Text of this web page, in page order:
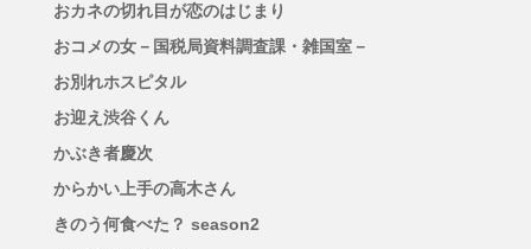
おカネの切れ目が恋のはじまり
おコメの女－国税局資料調査課・雑国室－
お別れホスピタル
お迎え渋谷くん
かぶき者慶次
からかい上手の高木さん
きのう何食べた？ season2